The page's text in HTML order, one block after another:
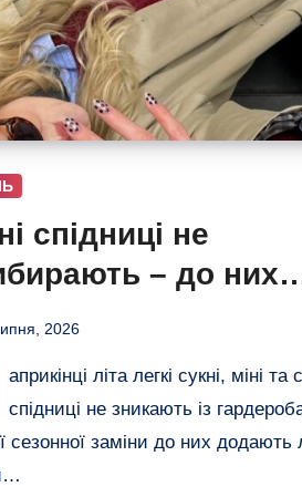
спідниці не
– до них
кольорові
2026
априкінці літа легкі сукні, міні та
спідниці не зникають із
сезонної заміни до них